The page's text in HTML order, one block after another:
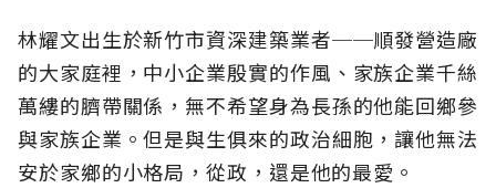
林耀文出生於新竹市資深建築業者──順發營造廠
的大家庭裡，中小企業殷實的作風、家族企業千絲
萬縷的臍帶關係，無不希望身為長孫的他能回鄉參
與家族企業。但是與生俱來的政治細胞，讓他無法
安於家鄉的小格局，從政，還是他的最愛。